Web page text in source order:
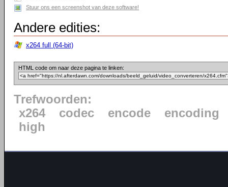
Stuur ons een screenshot van deze software!
Andere edities:
x264 full (64-bit)
HTML code om naar deze pagina te linken:
Trefwoorden:
x264
codec encode
encoding
high